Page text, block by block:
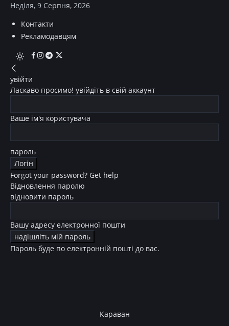
Неділя, 9 Серпня, 2026
Контакти
Рекламодавцям
увійти
Ласкаво просимо! увійдіть в свій аккаунт
Ваше ім'я користувача
пароль
Forgot your password? Get help
Відновлення паролю
відновити пароль
Вашу адресу електронної пошти
Пароль буде по електронній пошті до вас.
Караван